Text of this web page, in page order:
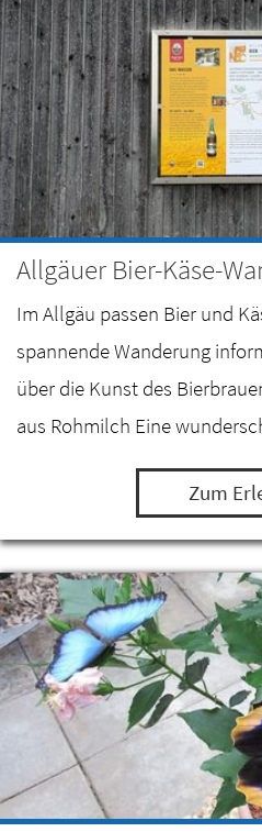
Allgäuer Bier-Käse-
Im Allgäu passen Bier und
spannende Wanderung
über die Kunst des
aus Rohmilch Eine
Wanderung zwischen dem
Zum